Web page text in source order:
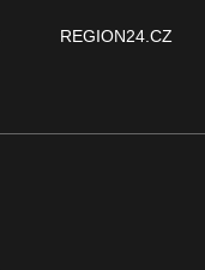
REGION24.CZ